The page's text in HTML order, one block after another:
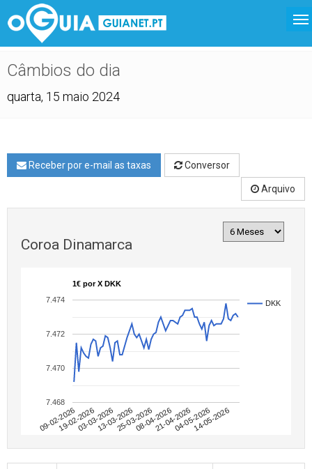
Câmbios do dia
quarta, 15 maio 2024
Receber por e-mail as taxas Conversor
Arquivo
Coroa Dinamarca
1€ por X DKK
DKK
09-02-202619-02-202603-03-202613-03-202625-03-202608-04-202621-04-202604-05-202614-05-2026
7.468
7.470
7.472
7.474